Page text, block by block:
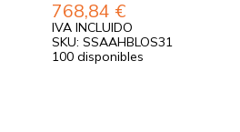
768,84 €
IVA INCLUIDO
SKU: SSAAHBLOS31
100 disponibles